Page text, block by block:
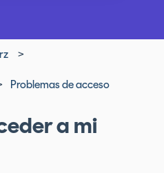
Problemas de acceso
a mi